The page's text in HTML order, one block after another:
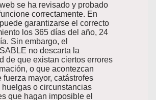
se ha revisado y probado
correctamente. En
garantizarse el correcto
los 365 días del año, 24
Sin embargo, el
no descarta la
de que existan ciertos errores
o que acontezcan
fuerza mayor, catástrofes
huelgas o circunstancias
que hagan imposible el